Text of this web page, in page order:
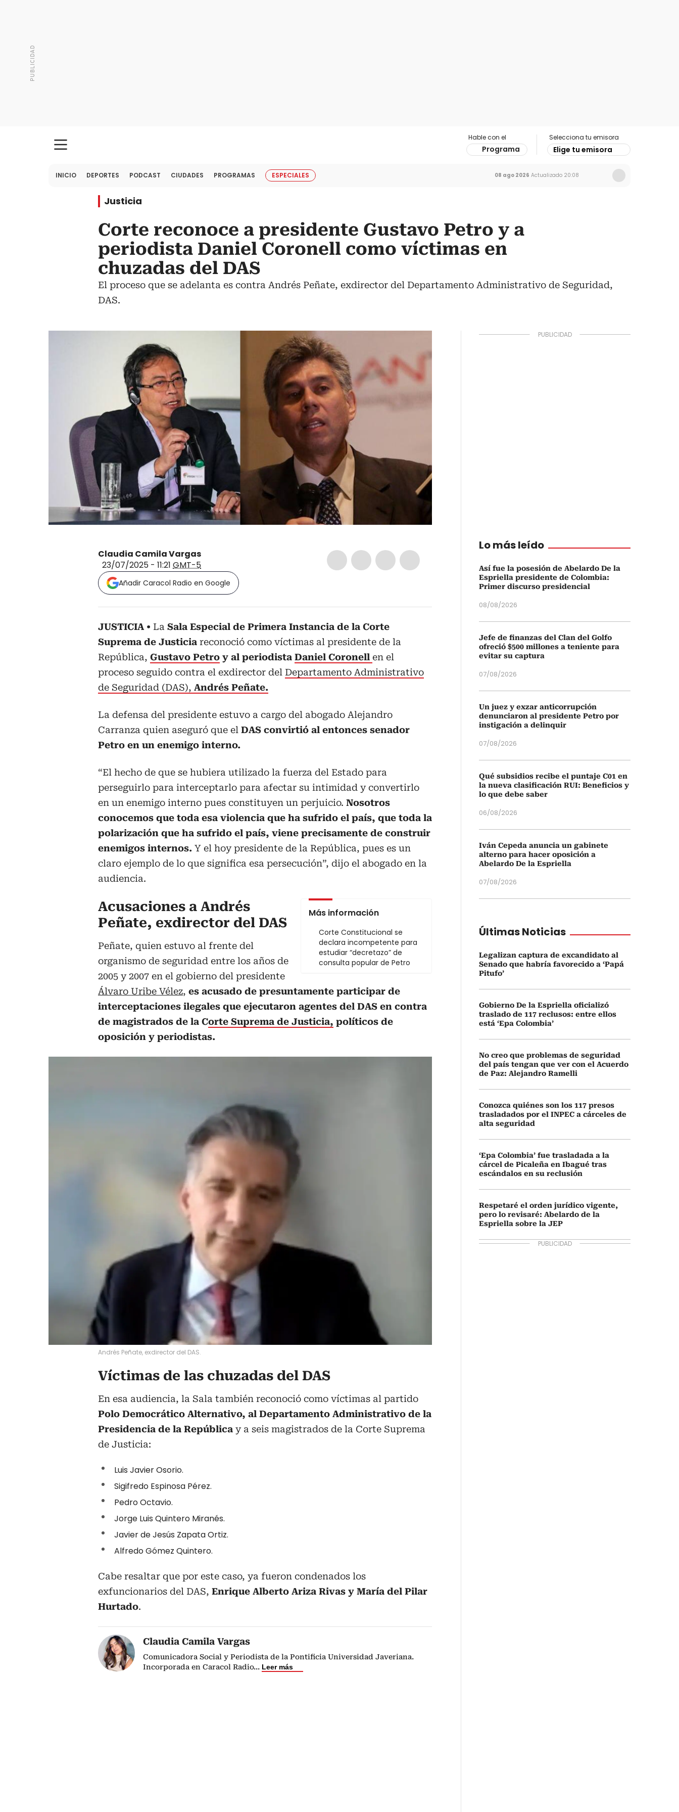
Hable con el
Programa
Selecciona tu emisora
Elige tu emisora
INICIO DEPORTES PODCAST CIUDADES PROGRAMAS ESPECIALES 08 ago 2026 Actualizado 20:08
Justicia
Corte reconoce a presidente Gustavo Petro y a
periodista Daniel Coronell como víctimas en
chuzadas del DAS
El proceso que se adelanta es contra Andrés Peñate, exdirector del Departamento Administrativo de Seguridad,
DAS.
Claudia Camila Vargas
23/07/2025 - 11:21 GMT-5
Añadir Caracol Radio en Google
JUSTICIA La Sala Especial de Primera Instancia de la Corte
Suprema de Justicia reconoció como víctimas al presidente de la
República, Gustavo Petro y al periodista Daniel Coronell en el
proceso seguido contra el exdirector del Departamento Administrativo
de Seguridad (DAS), Andrés Peñate.
La defensa del presidente estuvo a cargo del abogado Alejandro
Carranza quien aseguró que el DAS convirtió al entonces senador
Petro en un enemigo interno.
“El hecho de que se hubiera utilizado la fuerza del Estado para
perseguirlo para interceptarlo para afectar su intimidad y convertirlo
en un enemigo interno pues constituyen un perjuicio. Nosotros
conocemos que toda esa violencia que ha sufrido el país, que toda la
polarización que ha sufrido el país, viene precisamente de construir
enemigos internos. Y el hoy presidente de la República, pues es un
claro ejemplo de lo que significa esa persecución”, dijo el abogado en la
audiencia.
Más información
Corte Constitucional se
declara incompetente para
estudiar “decretazo” de
consulta popular de Petro
Acusaciones a Andrés
Peñate, exdirector del DAS
Peñate, quien estuvo al frente del
organismo de seguridad entre los años de
2005 y 2007 en el gobierno del presidente
Álvaro Uribe Vélez, es acusado de presuntamente participar de
interceptaciones ilegales que ejecutaron agentes del DAS en contra
de magistrados de la Corte Suprema de Justicia, políticos de
oposición y periodistas.
Andrés Peñate, exdirector del DAS.
Víctimas de las chuzadas del DAS
En esa audiencia, la Sala también reconoció como víctimas al partido
Polo Democrático Alternativo, al Departamento Administrativo de la
Presidencia de la República y a seis magistrados de la Corte Suprema
de Justicia:
Luis Javier Osorio.
Sigifredo Espinosa Pérez.
Pedro Octavio.
Jorge Luis Quintero Miranés.
Javier de Jesús Zapata Ortiz.
Alfredo Gómez Quintero.
Cabe resaltar que por este caso, ya fueron condenados los
exfuncionarios del DAS, Enrique Alberto Ariza Rivas y María del Pilar
Hurtado.
Claudia Camila Vargas
Comunicadora Social y Periodista de la Pontificia Universidad Javeriana.
Incorporada en Caracol Radio... Leer más
Lo más leído
Así fue la posesión de Abelardo De la
Espriella presidente de Colombia:
Primer discurso presidencial
08/08/2026
Jefe de finanzas del Clan del Golfo
ofreció $500 millones a teniente para
evitar su captura
07/08/2026
Un juez y exzar anticorrupción
denunciaron al presidente Petro por
instigación a delinquir
07/08/2026
Qué subsidios recibe el puntaje C01 en
la nueva clasificación RUI: Beneficios y
lo que debe saber
06/08/2026
Iván Cepeda anuncia un gabinete
alterno para hacer oposición a
Abelardo De la Espriella
07/08/2026
Últimas Noticias
Legalizan captura de excandidato al
Senado que habría favorecido a ‘Papá
Pitufo’
Gobierno De la Espriella oficializó
traslado de 117 reclusos: entre ellos
está ‘Epa Colombia’
No creo que problemas de seguridad
del país tengan que ver con el Acuerdo
de Paz: Alejandro Ramelli
Conozca quiénes son los 117 presos
trasladados por el INPEC a cárceles de
alta seguridad
‘Epa Colombia’ fue trasladada a la
cárcel de Picaleña en Ibagué tras
escándalos en su reclusión
Respetaré el orden jurídico vigente,
pero lo revisaré: Abelardo de la
Espriella sobre la JEP